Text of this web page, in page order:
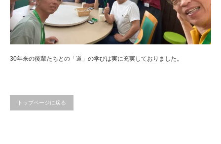
30年来の後輩たちとの「道」の学びは実に充実しておりました。
トップページに戻る